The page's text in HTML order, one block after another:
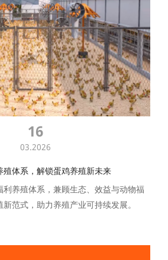
16
03.2026
体系，解锁蛋鸡养殖新未来
养殖体系，兼顾生态、效益与动物福
范式，助力养殖产业可持续发展。